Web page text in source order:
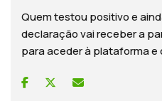
Quem testou positivo e
declaração vai receber a
para aceder à plataforma e